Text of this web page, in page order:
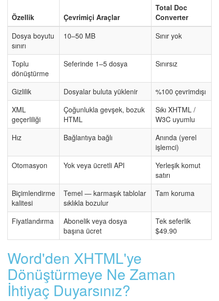
Özellik Çevrimiçi Araçlar
Total Doc
Converter
Dosya boyutu
sınırı
10–50 MB Sınır yok
Toplu
dönüştürme
Seferinde 1–5 dosya Sınırsız
Gizlilik Dosyalar buluta yüklenir
%100 çevrimdışı
XML
geçerliliği
Çoğunlukla gevşek, bozuk
HTML
Sıkı XHTML /
W3C uyumlu
Hız
Bağlantıya bağlı
Anında (yerel
işlemci)
Otomasyon
Yok veya ücretli API
Yerleşik komut
satırı
Biçimlendirme
kalitesi
Temel — karmaşık tablolar
sıklıkla bozulur
Tam koruma
Fiyatlandırma
Abonelik veya dosya
başına ücret
Tek seferlik
$49.90
Word'den XHTML'ye
Dönüştürmeye Ne Zaman
İhtiyaç Duyarsınız?